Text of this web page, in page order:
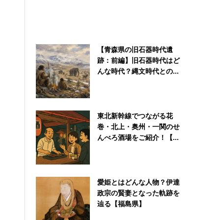
【青森県の旧石器時代遺
跡：前編】旧石器時代はど
んな時代？縄文時代との...
東北新幹線でつながる花
巻・北上・奥州・一関のせ
んべろ酒場をご紹介！【...
愛姫とはどんな人物？伊達
政宗の賢妻となった軌跡を
辿る【福島県】